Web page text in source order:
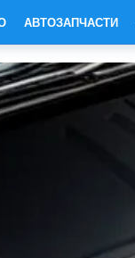
АВТОЗАПЧАСТИ